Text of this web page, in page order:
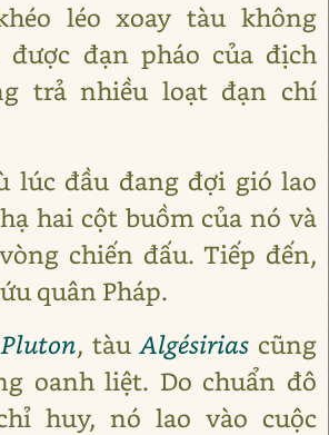
léo xoay tàu không
đạn pháo của địch
trả nhiều loạt đạn chí
lúc đầu đang đợi gió lao
hai cột buồm của nó và
chiến đấu. Tiếp đến,
quân Pháp.
Pluton, tàuAlgésiriascũng
oanh liệt. Do chuẩn đô
huy, nó lao vào cuộc